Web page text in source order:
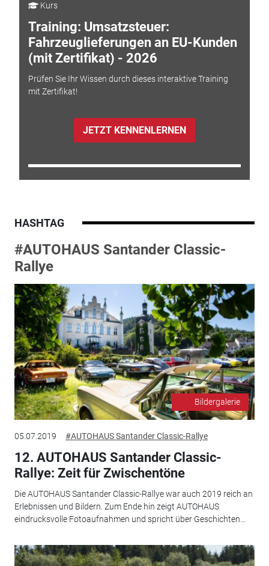
Kurs
Training: Umsatzsteuer:
Fahrzeuglieferungen an EU-Kunden
(mit Zertifikat) - 2026
Prüfen Sie Ihr Wissen durch dieses interaktive Training
mit Zertifikat!
JETZT KENNENLERNEN
HASHTAG
#AUTOHAUS Santander Classic-
Rallye
Bildergalerie
05.07.2019 #AUTOHAUS Santander Classic-Rallye
12. AUTOHAUS Santander Classic-
Rallye: Zeit für Zwischentöne
Die AUTOHAUS Santander Classic-Rallye war auch 2019 reich an
Erlebnissen und Bildern. Zum Ende hin zeigt AUTOHAUS
eindrucksvolle Fotoaufnahmen und spricht über Geschichten...